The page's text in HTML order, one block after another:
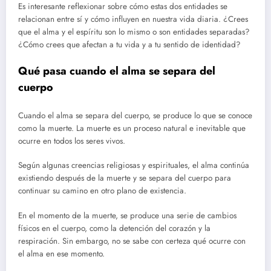
Es interesante reflexionar sobre cómo estas dos entidades se
relacionan entre sí y cómo influyen en nuestra vida diaria. ¿Crees
que el alma y el espíritu son lo mismo o son entidades separadas?
¿Cómo crees que afectan a tu vida y a tu sentido de identidad?
Qué pasa cuando el alma se separa del
cuerpo
Cuando el alma se separa del cuerpo, se produce lo que se conoce
como la muerte. La muerte es un proceso natural e inevitable que
ocurre en todos los seres vivos.
Según algunas creencias religiosas y espirituales, el alma continúa
existiendo después de la muerte y se separa del cuerpo para
continuar su camino en otro plano de existencia.
En el momento de la muerte, se produce una serie de cambios
físicos en el cuerpo, como la detención del corazón y la
respiración. Sin embargo, no se sabe con certeza qué ocurre con
el alma en ese momento.